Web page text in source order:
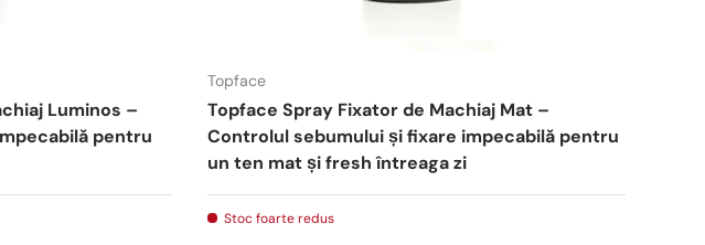
Luminos –
pentru
Topface
Topface Spray Fixator de Machiaj Mat –
Controlul sebumului și fixare impecabilă pentru
un ten mat și fresh întreaga zi
Stoc foarte redus